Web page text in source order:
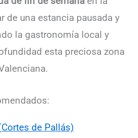
de una estancia pausada y
la gastronomía local y
esta preciosa zona
de Pallás)